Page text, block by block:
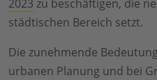
2023 zu beschäftigen, die
städtischen Bereich setzt.
Die zunehmende
urbanen Planung und bei